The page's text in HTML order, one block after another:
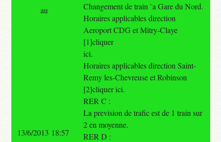
Changement de train `a Gare du Nord.
Horaires applicables direction
Aeroport CDG et Mitry-Claye
[1]cliquer
ici.
Horaires applicables direction Saint-
Remy les-Chevreuse et Robinson
[2]cliquer ici.
RER C :
La prevision de trafic est de 1 train sur
2 en moyenne.
RER D :
au
13/6/2013 18:57